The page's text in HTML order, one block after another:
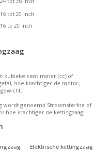
16 tot 20 inch
16 to 20 inch
kubieke centimeter (cc) of
hoe krachtiger de motor,
wordt genoemd Stroomsterkte of
hoe krachtiger de kettingzaag.
Elektrische kettingzaag